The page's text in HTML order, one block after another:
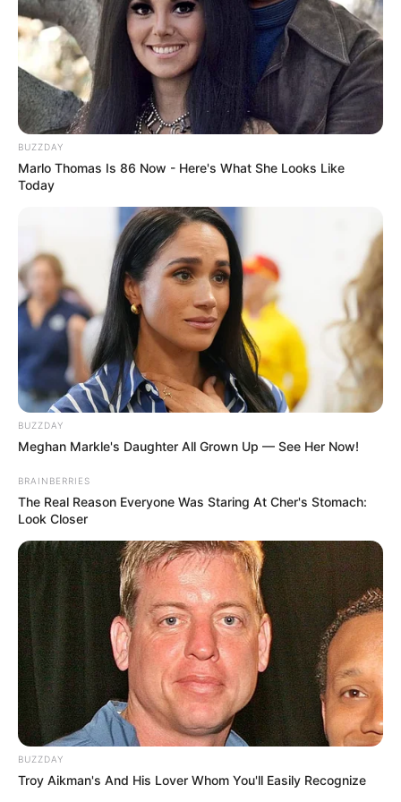
BUZZDAY
Marlo Thomas Is 86 Now - Here's What She Looks Like
Today
BUZZDAY
Meghan Markle's Daughter All Grown Up — See Her Now!
BRAINBERRIES
The Real Reason Everyone Was Staring At Cher's Stomach:
Look Closer
BUZZDAY
Troy Aikman's And His Lover Whom You'll Easily Recognize